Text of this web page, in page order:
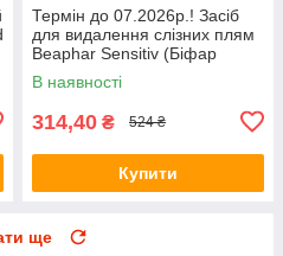
Термін до 07.2026р.! Засіб
для видалення слізних плям
Beaphar Sensitiv (Біфар
Сенсетів) 50мл
В наявності
314,40 ₴ 524 ₴
Купити
ще